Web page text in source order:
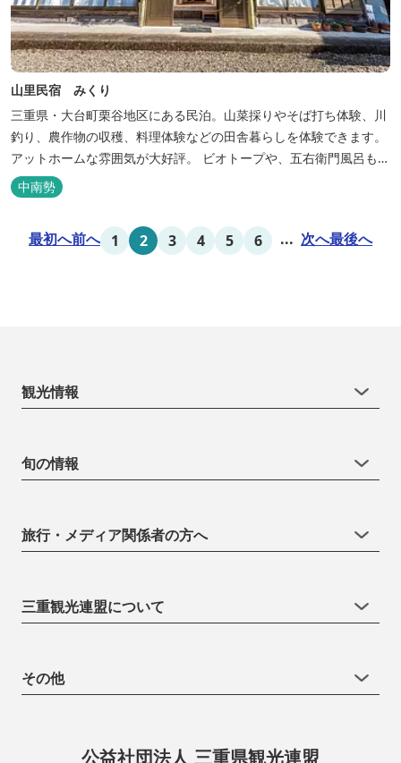
山里民宿 みくり
三重県・大台町栗谷地区にある民泊。山菜採りやそば打ち体験、川
釣り、農作物の収穫、料理体験などの田舎暮らしを体験できます。
アットホームな雰囲気が大好評。 ビオトープや、五右衛門風呂も楽
しめます。6月はホタル観賞が人気。 夜になると周囲は真っ暗。都
会には無い闇の中を飛び交うヒメホタル・ヘイケボタルを観賞した
しい声を聞く事ができた...
中南勢
最初へ前へ 1 2 3 4 5 6 ... 次へ最後へ
観光情報
旬の情報
旅行・メディア関係者の方へ
三重観光連盟について
その他
公益社団法人 三重県観光連盟